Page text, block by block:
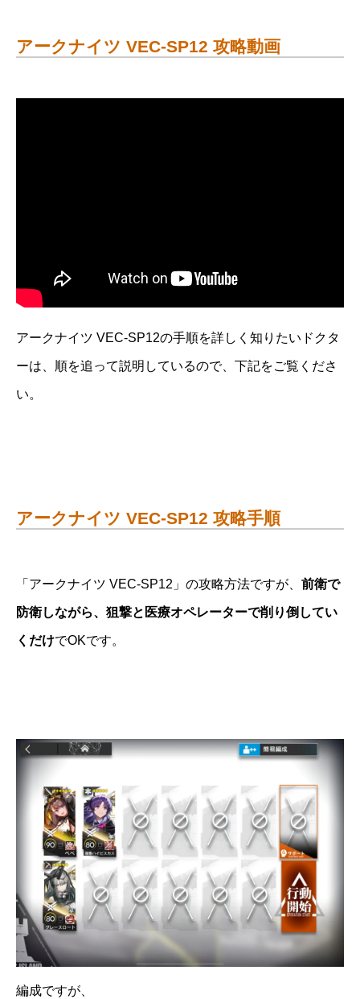
アークナイツ VEC-SP12 攻略動画
アークナイツ VEC-SP12の手順を詳しく知りたいドクタ
ーは、順を追って説明しているので、下記をご覧くださ
い。
アークナイツ VEC-SP12 攻略手順
「アークナイツ VEC-SP12」の攻略方法ですが、 前衛で
防衛しながら、狙撃と医療オペレーターで削り倒してい
くだけでOKです。
編成ですが、